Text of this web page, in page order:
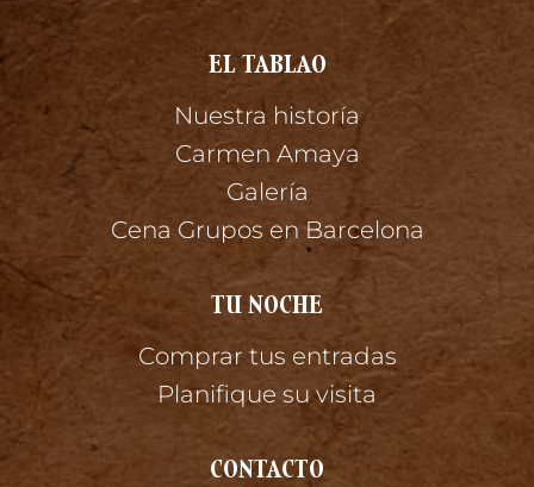
EL TABLAO
Nuestra historía
Carmen Amaya
Galería
Cena Grupos en Barcelona
TU NOCHE
Comprar tus entradas
Planifique su visita
CONTACTO